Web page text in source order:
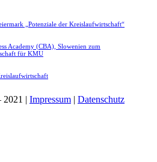
„Potenziale der Kreislaufwirtschaft“
Academy (CBA), Slowenien zum
für KMU
2021 | Impressum | Datenschutz